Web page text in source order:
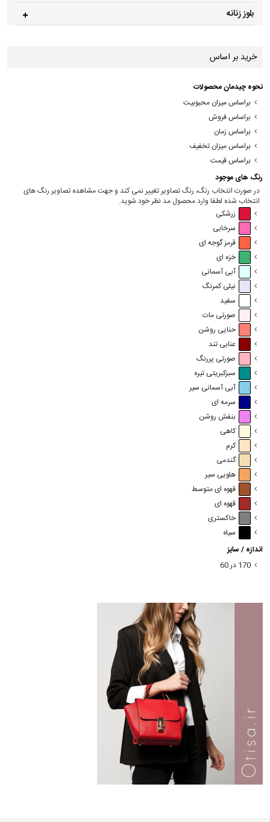
بلوز زنانه
خرید بر اساس
نحوه چیدمان محصولات
براساس میزان محبوبیت
براساس فروش
براساس زمان
براساس میزان تخفیف
براساس قیمت
رنگ های موجود
در صورت انتخاب رنگ، رنگ تصاویر تغییر نمی کند و جهت مشاهده تصاویر رنگ های
انتخاب شده لطفا وارد محصول مد نظر خود شوید.
زرشکی
سرخابی
قرمز گوجه ای
خزه ای
آبی آسمانی
نیلی کمرنگ
سفید
صورتی مات
حنایی روشن
عنابی تند
صورتی پررنگ
سبزکبریتی تیره
آبی آسمانی سیر
سرمه ای
بنفش روشن
کاهی
کرم
گندمی
هلویی سیر
قهوه ای متوسط
قهوه ای
خاکستری
سیاه
اندازه / سایز
170 در 60